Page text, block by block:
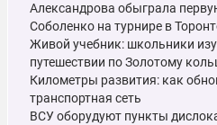
Александрова обыграла
Соболенко на турнире в
Живой учебник: школьники
путешествии по Золотому
Километры развития: как
транспортная сеть
ВСУ оборудуют пункты